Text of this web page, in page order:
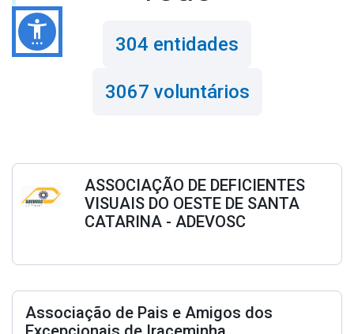
304 entidades
3067 voluntários
ASSOCIAÇÃO DE DEFICIENTES
VISUAIS DO OESTE DE SANTA
CATARINA - ADEVOSC
de Santa Catarina- ADEVOSC, foi fundada
em 16 de outubro de 1993, completando
neste ano de 2024 seus 31 anos de atuação.
Associação de Pais e Amigos dos